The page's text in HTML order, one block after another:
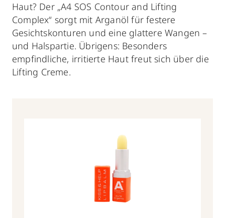
Haut? Der „A4 SOS Contour and Lifting
Complex“ sorgt mit Arganöl für festere
Gesichtskonturen und eine glattere Wangen –
und Halspartie. Übrigens: Besonders
empfindliche, irritierte Haut freut sich über die
Lifting Creme.